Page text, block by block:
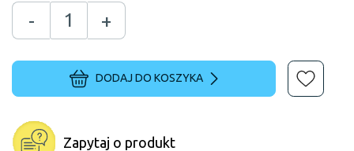
- +
DODAJ DO KOSZYKA
Zapytaj o produkt